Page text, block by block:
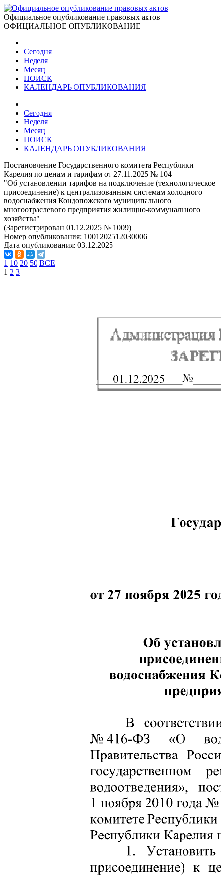
Официальное опубликование правовых актов
ОФИЦИАЛЬНОЕ ОПУБЛИКОВАНИЕ
Сегодня
Неделя
Месяц
ПОИСК
КАЛЕНДАРЬ ОПУБЛИКОВАНИЯ
Сегодня
Неделя
Месяц
ПОИСК
КАЛЕНДАРЬ ОПУБЛИКОВАНИЯ
Постановление Государственного комитета Республики
Карелия по ценам и тарифам от 27.11.2025 № 104
"Об установлении тарифов на подключение (технологическое
присоединение) к централизованным системам холодного
водоснабжения Кондопожского муниципального
многоотраслевого предприятия жилищно-коммунального
хозяйства"
(Зарегистрирован 01.12.2025 № 1009)
Номер опубликования: 1001202512030006
Дата опубликования: 03.12.2025
1 10 20 50 ВСЕ
1 2 3